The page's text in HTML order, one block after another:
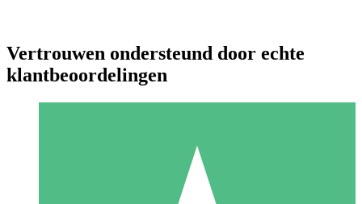
Individuele Creditpakketten
Vertrouwen ondersteund door echte
klantbeoordelingen